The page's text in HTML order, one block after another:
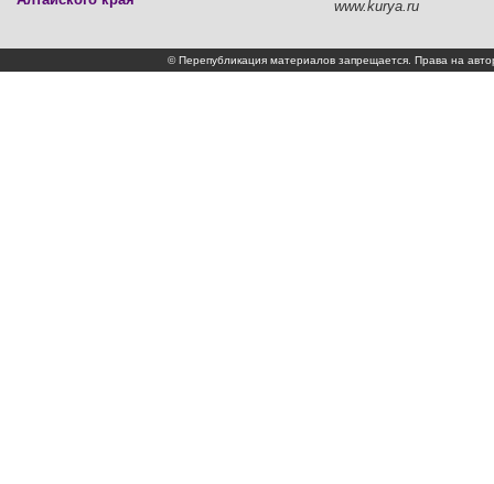
www.kurya.ru
© Перепубликация материалов запрещается. Права